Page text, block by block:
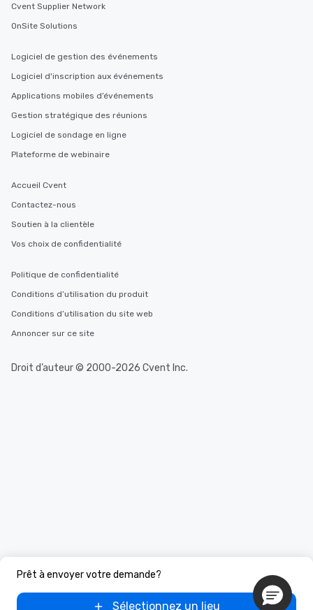
Prêt à envoyer votre demande?
Sélectionnez un lieu
Cvent Supplier Network
OnSite Solutions
Logiciel de gestion des événements
Logiciel d'inscription aux événements
Applications mobiles d’événements
Gestion stratégique des réunions
Logiciel de sondage en ligne
Plateforme de webinaire
Accueil Cvent
Contactez-nous
Soutien à la clientèle
Vos choix de confidentialité
Politique de confidentialité
Conditions d’utilisation du produit
Conditions d’utilisation du site web
Annoncer sur ce site
Droit d’auteur © 2000-2026 Cvent Inc.